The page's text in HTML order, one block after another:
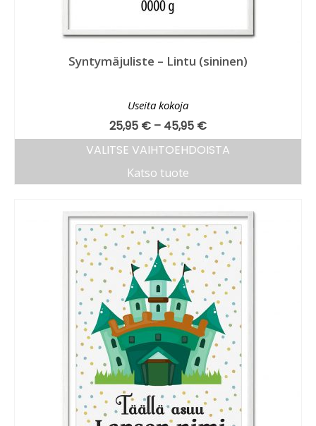
Syntymäjuliste – Lintu (sininen)
Useita kokoja
25,95 € – 45,95 €
VALITSE VAIHTOEHDOISTA
Katso tuote